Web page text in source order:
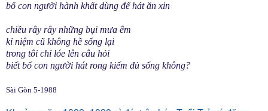
bố con người hành khất dùng để hát ăn xin
chiều rây rây những bụi mưa êm
kỉ niệm cũ không hề sống lại
trong tôi chỉ lóe lên câu hỏi
biết bố con người hát rong kiếm đủ sống không?
Sài Gòn 5-1988